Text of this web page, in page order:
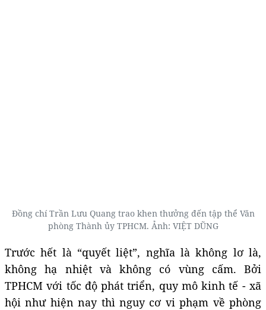
Đồng chí Trần Lưu Quang trao khen thưởng đến tập thể Văn
phòng Thành ủy TPHCM. Ảnh: VIỆT DŨNG
Trước hết là “quyết liệt”, nghĩa là không lơ là,
không hạ nhiệt và không có vùng cấm. Bởi
TPHCM với tốc độ phát triển, quy mô kinh tế - xã
hội như hiện nay thì nguy cơ vi phạm về phòng